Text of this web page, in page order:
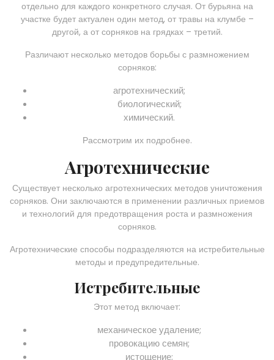
отдельно для каждого конкретного случая. От бурьяна на
участке будет актуален один метод, от травы на клумбе –
другой, а от сорняков на грядках – третий.
Различают несколько методов борьбы с размножением
сорняков:
агротехнический;
биологический;
химический.
Рассмотрим их подробнее.
Агротехнические
Существует несколько агротехнических методов уничтожения
сорняков. Они заключаются в применении различных приемов
и технологий для предотвращения роста и размножения
сорняков.
Агротехнические способы подразделяются на истребительные
методы и предупредительные.
Истребительные
Этот метод включает:
механическое удаление;
провокацию семян;
истощение;